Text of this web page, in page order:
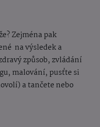
Zejména pak
na výsledek a
způsob, zvládání
malování, pusťte si
a tančete nebo